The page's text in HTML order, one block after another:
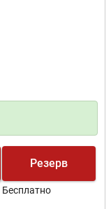
Резерв
Бесплатно